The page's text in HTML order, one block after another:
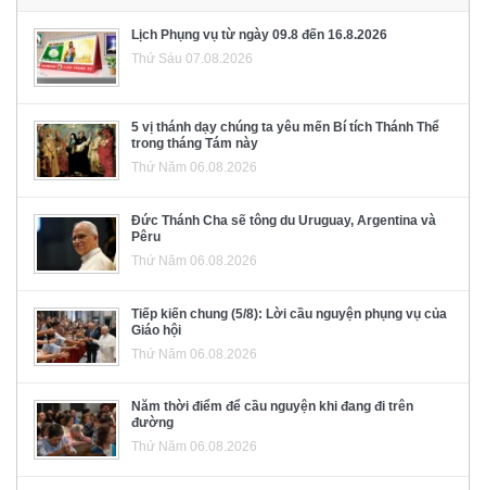
Lịch Phụng vụ từ ngày 09.8 đến 16.8.2026
Thứ Sáu 07.08.2026
5 vị thánh dạy chúng ta yêu mến Bí tích Thánh Thể
trong tháng Tám này
Thứ Năm 06.08.2026
Đức Thánh Cha sẽ tông du Uruguay, Argentina và
Pêru
Thứ Năm 06.08.2026
Tiếp kiến chung (5/8): Lời cầu nguyện phụng vụ của
Giáo hội
Thứ Năm 06.08.2026
Năm thời điểm để cầu nguyện khi đang đi trên
đường
Thứ Năm 06.08.2026